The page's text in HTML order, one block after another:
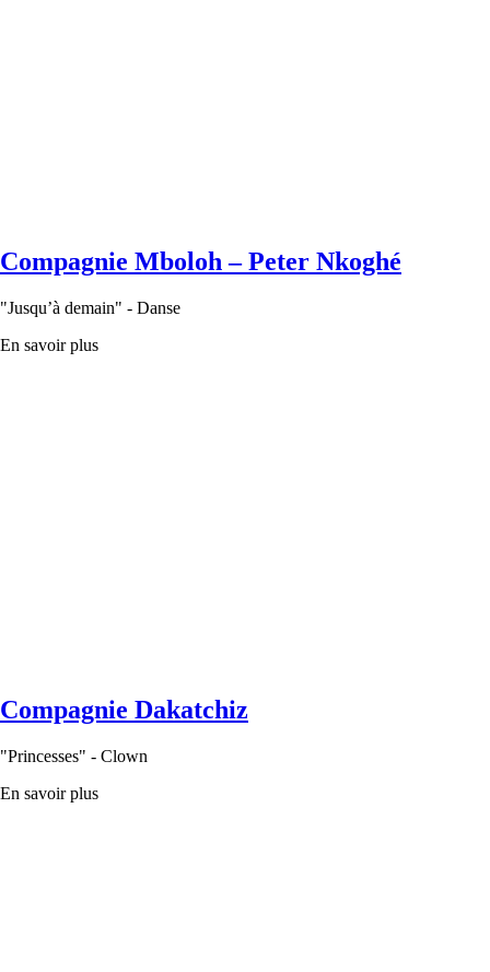
Compagnie Mboloh – Peter Nkoghé
"Jusqu’à demain" - Danse
En savoir plus
Compagnie Dakatchiz
"Princesses" - Clown
En savoir plus